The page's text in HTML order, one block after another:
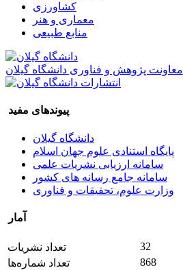
کشاورزی
معماری و هنر
منابع طبیعی
معاونت پژوهش و فناوری دانشگاه گیلان
پیوندهای مفید
دانشگاه گیلان
پایگاه استنادی علوم جهان اسلام
سامانه ارزیابی نشریات علمی
سامانه جامع رسانه های کشور
وزارت علوم، تحقیقات و فناوری
آمار
تعداد نشریات
32
تعداد شماره‌ها
868